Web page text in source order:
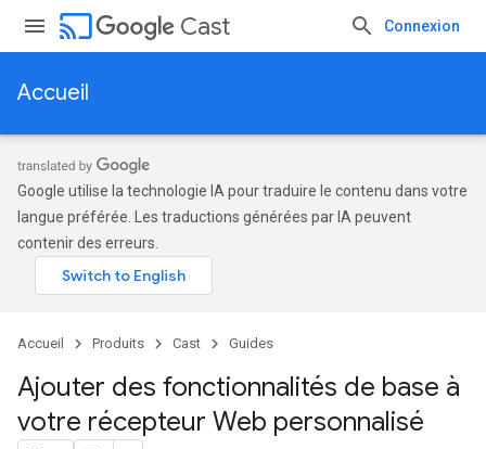
cast Cast Connexion
Accueil
Google utilise la technologie IA pour traduire le contenu dans votre
langue préférée. Les traductions générées par IA peuvent
contenir des erreurs.
Accueil Produits Cast Guides
Ajouter des fonctionnalités de base à
votre récepteur Web personnalisé